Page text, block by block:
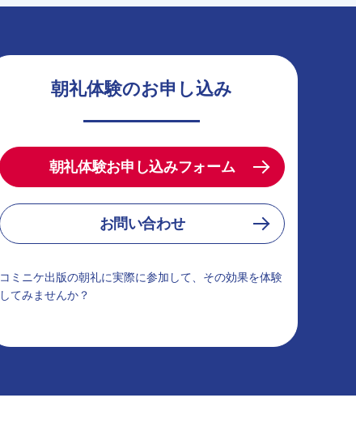
朝礼体験のお申し込み
朝礼体験お申し込みフォーム
お問い合わせ
コミニケ出版の朝礼に実際に参加して、その効果を体験
してみませんか？